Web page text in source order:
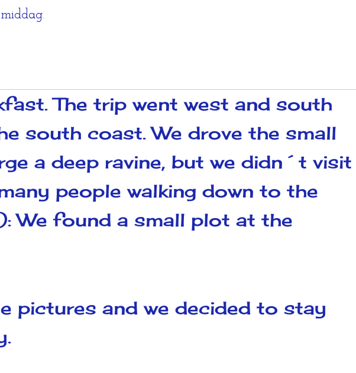
The trip went west and south
south coast. We drove the small
a deep ravine, but we didn´t visit
people walking down to the
We found a small plot at the
pictures and we decided to stay